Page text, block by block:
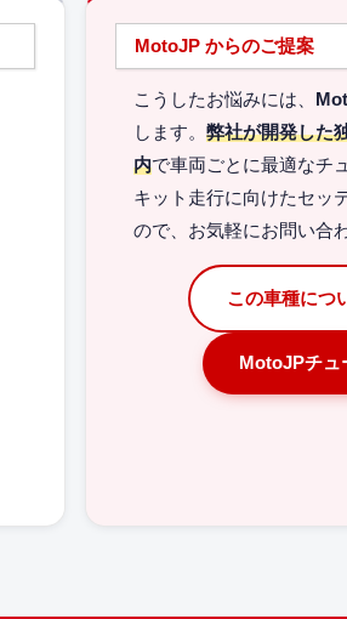
MotoJP からのご提案
こうしたお悩みには、
します。 弊社が開発した
内で車両ごとに最適なチ
キット走行に向けたセッ
ので、お気軽にお問い合
この車種につ
MotoJPチ